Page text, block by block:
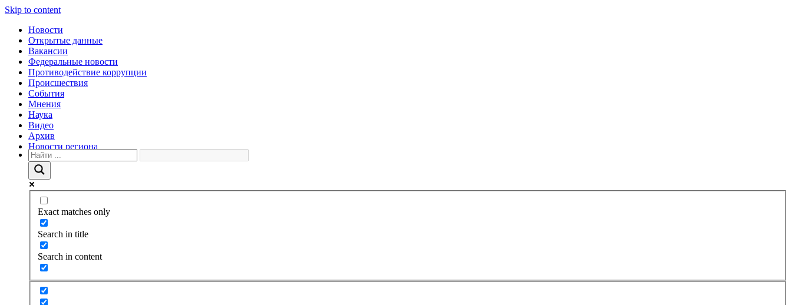
Skip to content
Новости
Открытые данные
Вакансии
Федеральные новости
Противодействие коррупции
Происшествия
События
Мнения
Наука
Видео
Архив
Новости региона
Exact matches only
Search in title
Search in content